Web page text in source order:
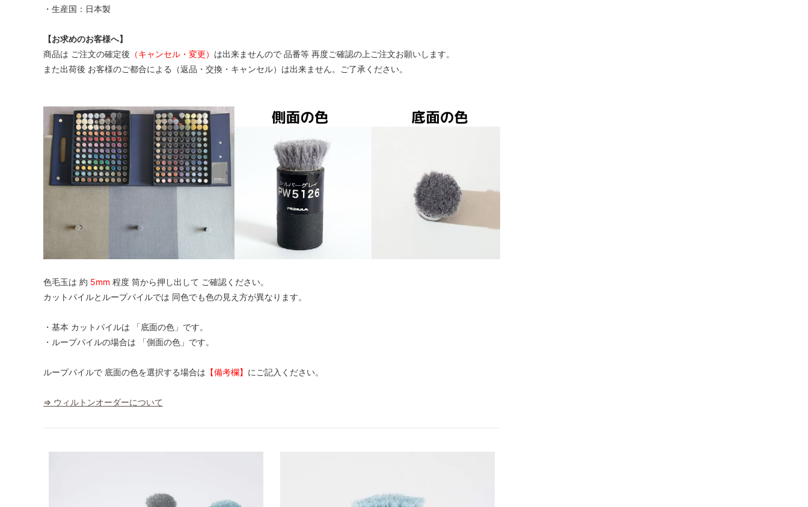
・生産国：日本製
【お求めのお客様へ】
商品は ご注文の確定後 （キャンセル・変更） は出来ませんので 品番等 再度ご確認の上ご注文お願いします。
また出荷後 お客様のご都合による（返品・交換・キャンセル）は出来ません。ご了承ください。
色毛玉は 約 5mm 程度 筒から押し出して ご確認ください。
カットパイルとループパイルでは 同色でも色の見え方が異なります。
・基本 カットパイルは 「底面の色」です。
・ループパイルの場合は 「側面の色」です。
ループパイルで 底面の色を選択する場合は 【備考欄】 にご記入ください。
⇒ ウィルトンオーダーについて